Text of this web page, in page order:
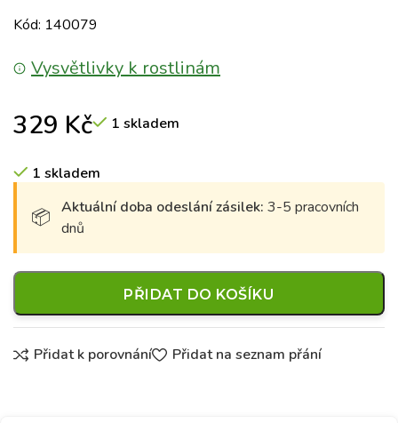
Kód: 140079
Vysvětlivky k rostlinám
329 Kč 1 skladem
1 skladem
Aktuální doba odeslání zásilek: 3-5 pracovních
dnů
PŘIDAT DO KOŠÍKU
Přidat k porovnání Přidat na seznam přání